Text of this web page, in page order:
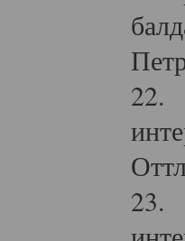
22.
23.